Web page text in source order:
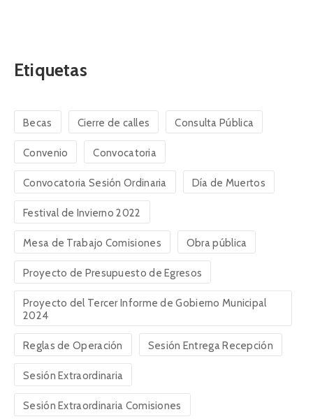
Etiquetas
Becas Cierre de calles Consulta Pública
Convenio Convocatoria
Convocatoria Sesión Ordinaria Día de Muertos
Festival de Invierno 2022
Mesa de Trabajo Comisiones Obra pública
Proyecto de Presupuesto de Egresos
Proyecto del Tercer Informe de Gobierno Municipal
2024
Reglas de Operación Sesión Entrega Recepción
Sesión Extraordinaria
Sesión Extraordinaria Comisiones